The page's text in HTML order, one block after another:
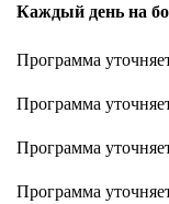
Каждый день на
Программа
Программа
Программа
Программа